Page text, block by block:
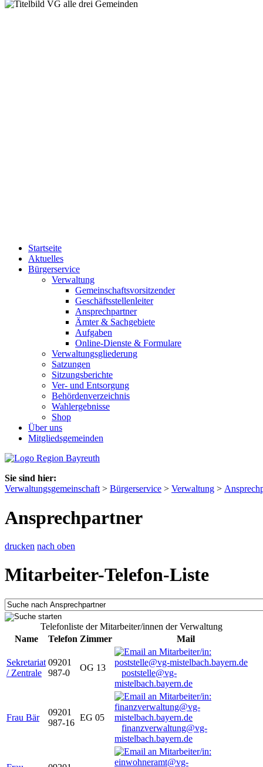
Startseite
Aktuelles
Bürgerservice
Verwaltung
Gemeinschaftsvorsitzender
Geschäftsstellenleiter
Ansprechpartner
Ämter & Sachgebiete
Aufgaben
Online-Dienste & Formulare
Verwaltungsgliederung
Satzungen
Sitzungsberichte
Ver- und Entsorgung
Behördenverzeichnis
Wahlergebnisse
Shop
Über uns
Mitgliedsgemeinden
Sie sind hier:
Verwaltungsgemeinschaft > Bürgerservice > Verwaltung >
Ansprechpartner
drucken nach oben
Mitarbeiter-Telefon-Liste
Telefonliste der Mitarbeiter/innen der Verwaltung
Name
Telefon Zimmer Mail
Sekretariat
/ Zentrale
09201
987-0
OG 13
poststelle@vg-
mistelbach.bayern.de
Frau Bär
09201
987-16
EG 05
finanzverwaltung@vg-
mistelbach.bayern.de